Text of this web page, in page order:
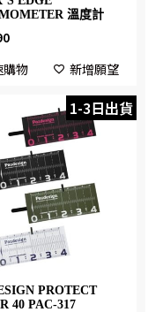
溫度計
購物
新增願望
1-3日出貨
PROTECT
40 PAC-317